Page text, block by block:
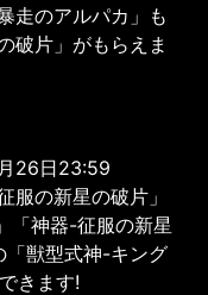
走のアルパカ」も
破片」がもらえま
26日23:59
服の新星の破片」
「神器-征服の新星
「獣型式神-キング
きます!